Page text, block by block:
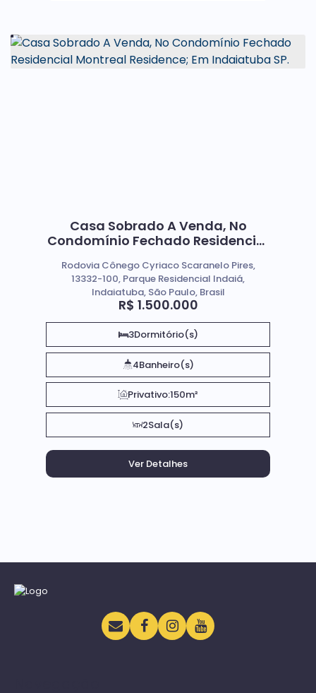
Casa Sobrado A Venda, No
Condomínio Fechado Residencial
Indaiatuba SP.
R$ 1.500.000
Rodovia Cônego Cyriaco Scaranelo Pires,
13332-100, Parque Residencial Indaiá,
Indaiatuba, São Paulo, Brasil
3Dormitório(s)
4Banheiro(s)
Privativo:150m²
2Sala(s)